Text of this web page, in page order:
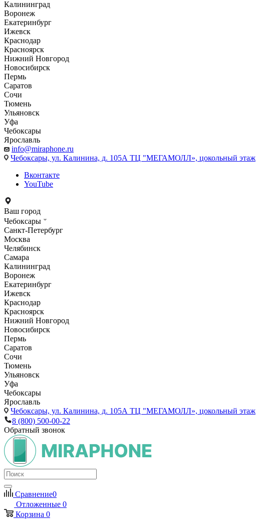
Калининград
Воронеж
Екатеринбург
Ижевск
Краснодар
Красноярск
Нижний Новгород
Новосибирск
Пермь
Саратов
Сочи
Тюмень
Ульяновск
Уфа
Чебоксары
Ярославль
info@miraphone.ru
Чебоксары, ул. Калинина, д. 105А ТЦ "МЕГАМОЛЛ», цокольный этаж
Вконтакте
YouTube
Ваш город
Чебоксары
Санкт-Петербург
Москва
Челябинск
Самара
Калининград
Воронеж
Екатеринбург
Ижевск
Краснодар
Красноярск
Нижний Новгород
Новосибирск
Пермь
Саратов
Сочи
Тюмень
Ульяновск
Уфа
Чебоксары
Ярославль
Чебоксары, ул. Калинина, д. 105А ТЦ "МЕГАМОЛЛ», цокольный этаж
8 (800) 500-00-22
Обратный звонок
Сравнение0
Отложенные 0
Корзина 0